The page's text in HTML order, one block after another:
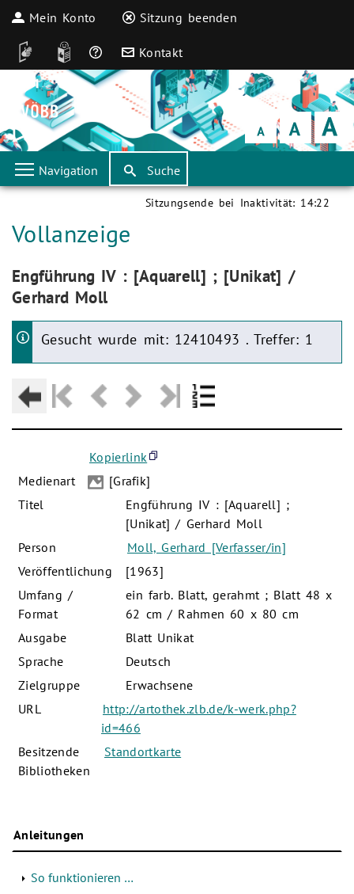
Mein Konto Sitzung beenden
DGS Leichte Sprache
Häufige Fragen
Kontakt
Schrift
klein Schrift
normal Schrift
groß
Navigation Suche
Sitzungsende bei Inaktivität: 14:22
Aktuelle Seite:
Vollanzeige
Aktuelle Seite:
Engführung IV : [Aquarell] ; [Unikat] /
Gerhard Moll
Gesucht wurde mit: 12410493 . Treffer: 1
Kopierlink
Medienart
[Grafik]
Titel
Engführung IV : [Aquarell] ;
[Unikat] / Gerhard Moll
Person
Moll, Gerhard [Verfasser/in]
Veröffentlichung
[1963]
Umfang /
Format
ein farb. Blatt, gerahmt ; Blatt 48 x
62 cm / Rahmen 60 x 80 cm
Ausgabe
Blatt Unikat
Sprache
Deutsch
Zielgruppe
Erwachsene
URL
http://artothek.zlb.de/k-werk.php?
id=466
Besitzende
Bibliotheken
Standortkarte
Anleitungen
So funktionieren …